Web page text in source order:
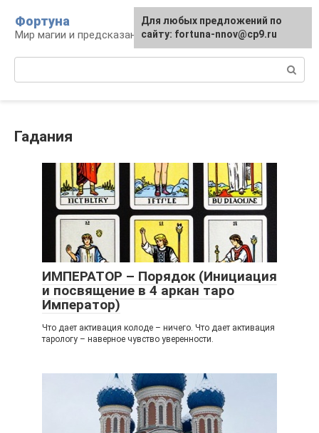
контенту
Фортуна
Мир магии и предсказаний
Гадания
ИМПЕРАТОР – Порядок (Инициация
и посвящение в 4 аркан таро
Император)
Что дает активация колоде – ничего. Что дает активация
тарологу – наверное чувство уверенности.
Для любых предложений по
сайту: fortuna-nnov@cp9.ru